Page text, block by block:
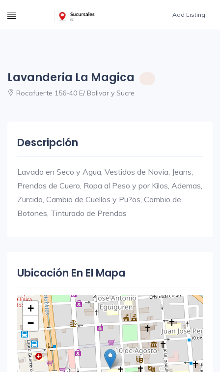
Add Listing
Lavanderia La Magica
Rocafuerte 156-40 E/ Bolivar y Sucre
Descripción
Lavado en Seco y Agua, Vestidos de Novia, Jeans,
Prendas de Cuero, Ropa al Peso y por Kilos, Ademas,
Zurcido, Cambio de Cuellos y Pu?os, Cambio de
Botones, Tinturado de Prendas
Ubicación En El Mapa
+
−